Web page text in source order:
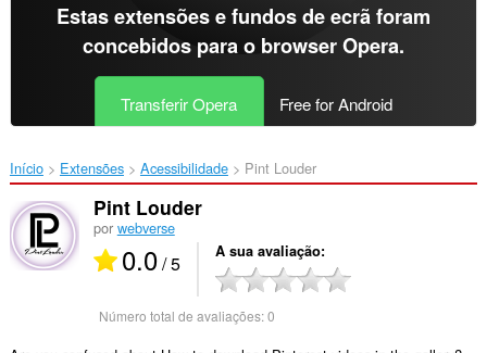
Estas extensões e fundos de ecrã foram
concebidos para o browser Opera.
Transferir Opera Free for Android
Início Extensões Acessibilidade Pint Louder‎
Pint Louder
por webverse
0.0/ 5 A sua avaliação
Número total de avaliações:0